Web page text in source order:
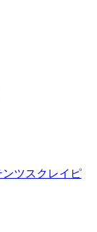
ンツスクレイピ